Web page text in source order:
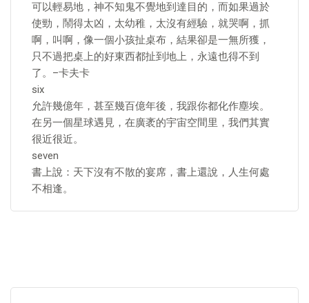
可以輕易地，神不知鬼不覺地到達目的，而如果過於
使勁，鬧得太凶，太幼稚，太沒有經驗，就哭啊，抓
啊，叫啊，像一個小孩扯桌布，結果卻是一無所獲，
只不過把桌上的好東西都扯到地上，永遠也得不到
了。–卡夫卡
six
允許幾億年，甚至幾百億年後，我跟你都化作塵埃。
在另一個星球遇見，在廣袤的宇宙空間里，我們其實
很近很近。
seven
書上說：天下沒有不散的宴席，書上還說，人生何處
不相逢。